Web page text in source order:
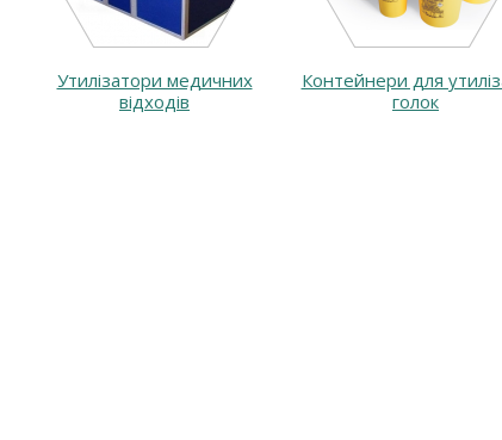
Утилізатори медичних
відходів
Контейнери для
голок